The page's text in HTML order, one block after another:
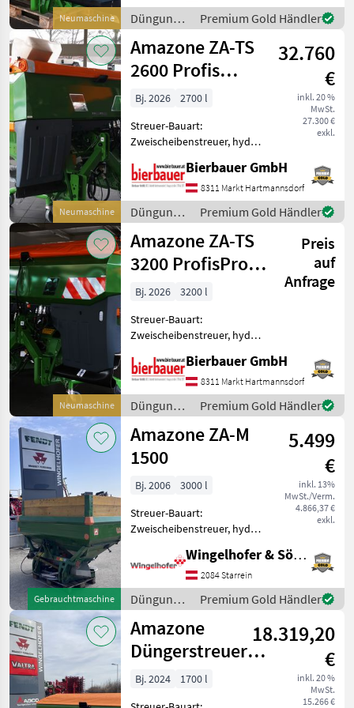
Neumaschine
in neuem und sofort
einsatzbereitem Zustand
und kann nach tele
Düngung
und
Beregnung
/ Amazone
Premium Gold Händler
Neumaschine
Amazone ZA-TS
2600 Profis
Hydro
32.760
€
inkl. 20 %
MwSt.
27.300 €
exkl.
Bj. 2026
2700 l
Streuer-Bauart:
Zweischeibenstreuer, hydr.
Streumengenverstellung
Die Maschine befindet sich
in neuem und sofort
einsatzbereitem Zustand
und kann nach tele
Bierbauer GmbH
8311 Markt Hartmannsdorf
Düngung
und
Beregnung
/ Amazone
Premium Gold Händler
Neumaschine
Amazone ZA-TS
3200 ProfisPro
Hydro
Preis
auf
Anfrage
Bj. 2026
3200 l
Streuer-Bauart:
Zweischeibenstreuer, hydr.
Streumengenverstellung
Die Maschine befindet sich
in neuem und sofort
einsatzbereitem Zustand
und kann nach tele
Bierbauer GmbH
8311 Markt Hartmannsdorf
Düngung
und
Beregnung
/ Amazone
Premium Gold Händler
Gebrauchtmaschine
Amazone ZA-M
1500
5.499
€
inkl. 13%
MwSt./Verm.
4.866,37 €
exkl.
Bj. 2006
3000 l
Streuer-Bauart:
Zweischeibenstreuer, hydr.
Grenzstreueinrichtung,
Streumengenverstellung -
Eigengewicht 289kg -
Maximale Zuladung 2500kg
- Behälteraufsatz
Wingelhofer & Söhne GmbH
2084 Starrein
Düngung
und
Beregnung
/ Amazone
Premium Gold Händler
Amazone
Düngerstreuer
ZA-V 1700 Super
18.319,20
€
inkl. 20 %
MwSt.
15.266 €
Bj. 2024
1700 l